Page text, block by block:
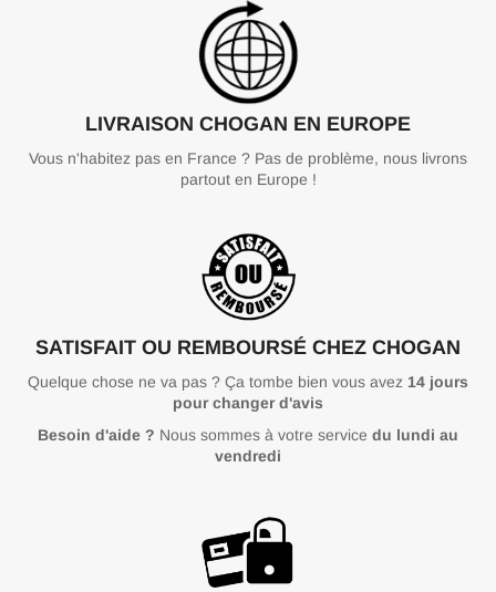
LIVRAISON CHOGAN EN EUROPE
Vous n'habitez pas en France ? Pas de problème, nous livrons
partout en Europe !
SATISFAIT OU REMBOURSÉ CHEZ CHOGAN
Quelque chose ne va pas ? Ça tombe bien vous avez 14 jours
pour changer d'avis
Besoin d'aide ? Nous sommes à votre service du lundi au
vendredi